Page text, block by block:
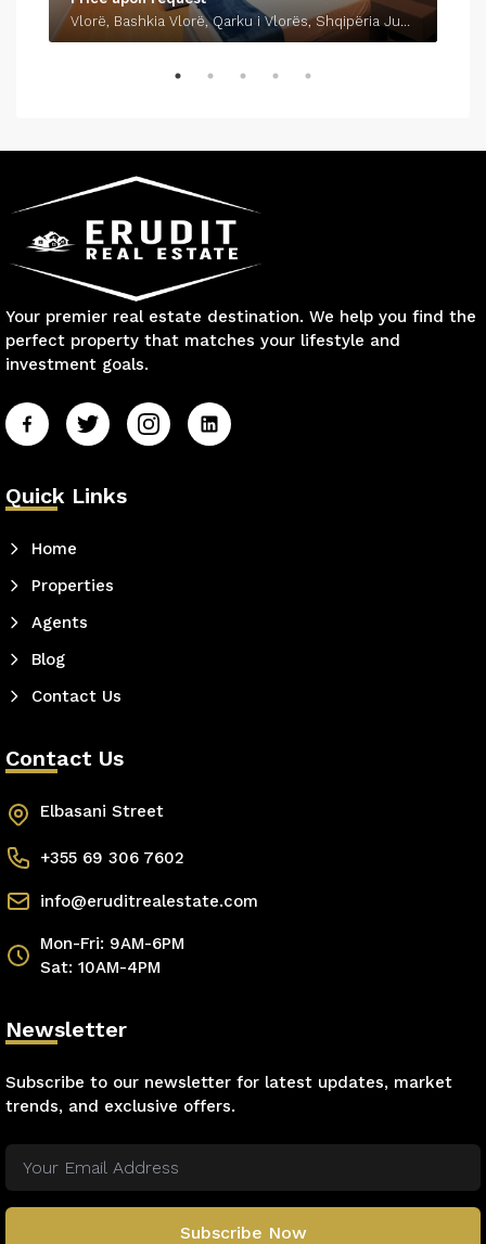
Vlorë, Bashkia Vlorë, Qarku i Vlorës, Shqipëria Jugore, 9401-9403, Shqipëria
Your premier real estate destination. We help you find the
perfect property that matches your lifestyle and
investment goals.
Quick Links
Home
Properties
Agents
Blog
Contact Us
Contact Us
Elbasani Street
+355 69 306 7602
info@eruditrealestate.com
Mon-Fri: 9AM-6PM
Sat: 10AM-4PM
Newsletter
Subscribe to our newsletter for latest updates, market
trends, and exclusive offers.
Subscribe Now